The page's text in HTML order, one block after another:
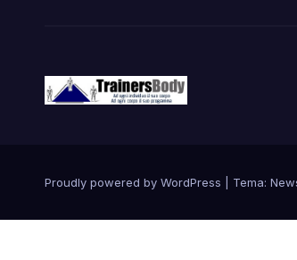
Proudly powered by WordPress Tema: